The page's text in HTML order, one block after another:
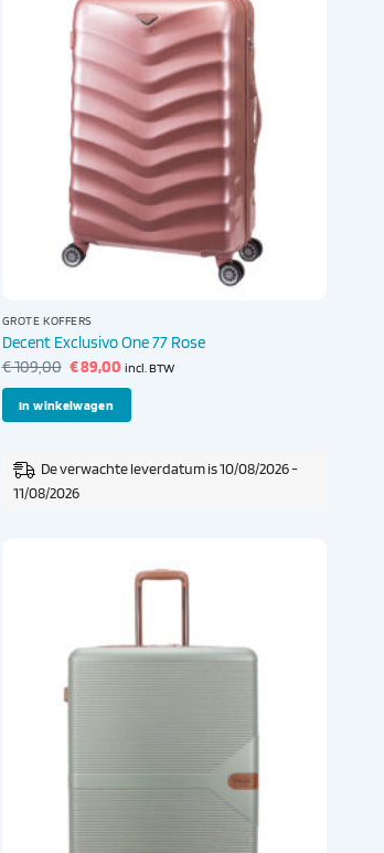
GROTE KOFFERS
Decent Exclusivo One 77 Rose
€109,00 Oorspronkelijke
was:
€ 109,00.
€89,00 Huidige
is:
€ 89,00.
incl. BTW
In winkelwagen
De verwachte leverdatum is 10/08/2026 -
11/08/2026